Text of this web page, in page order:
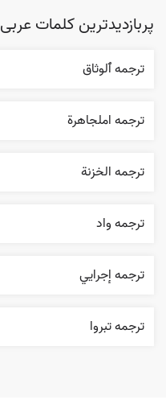
پربازدیدترین کلمات عربی
ترجمه ٱلوثاق
ترجمه املجاهرة
ترجمه الخزنة
ترجمه واد
ترجمه إجرایي
ترجمه تبروا